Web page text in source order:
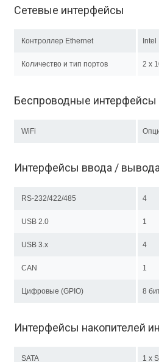
Сетевые интерфейсы
Контроллер Ethernet
Количество и тип портов 2 х
Беспроводные интерфейсы
WiFi
Интерфейсы ввода / вывода
RS-232/422/485 4
USB 2.0 1
USB 3.x 4
CAN 1
Цифровые (GPIO) 8
Интерфейсы накопителей
SATA 1 x